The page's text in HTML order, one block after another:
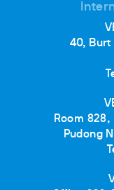
40, Burt
Room 828,
Pudong